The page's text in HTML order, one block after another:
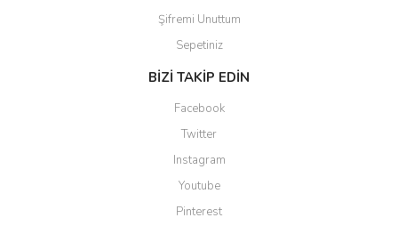
Şifremi Unuttum
Sepetiniz
BİZİ TAKİP EDİN
Facebook
Twitter
Instagram
Youtube
Pinterest